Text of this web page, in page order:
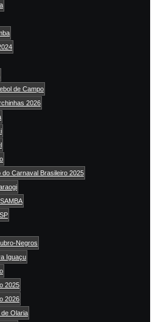
de Campo
2026
do Carnaval Brasileiro 2025
Negros
Iguaçu
2025
2026
Olaria